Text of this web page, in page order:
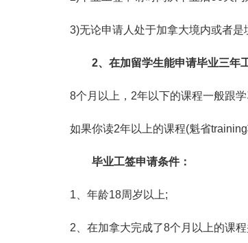
3)无论申请人处于加拿大境内或者是
2、在加留学生能申请毕业三年
8个月以上，2年以下的课程一般跟
如果你读2年以上的课程(魁省
毕业工签申请条件：
1、年龄18周岁以上;
2、在加拿大完成了8个月以上的课